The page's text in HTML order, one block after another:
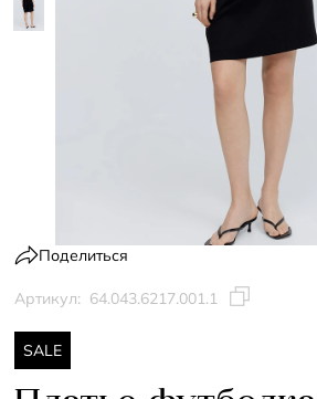
Поделиться
Артикул: 64.043.6217.001.1
SALE